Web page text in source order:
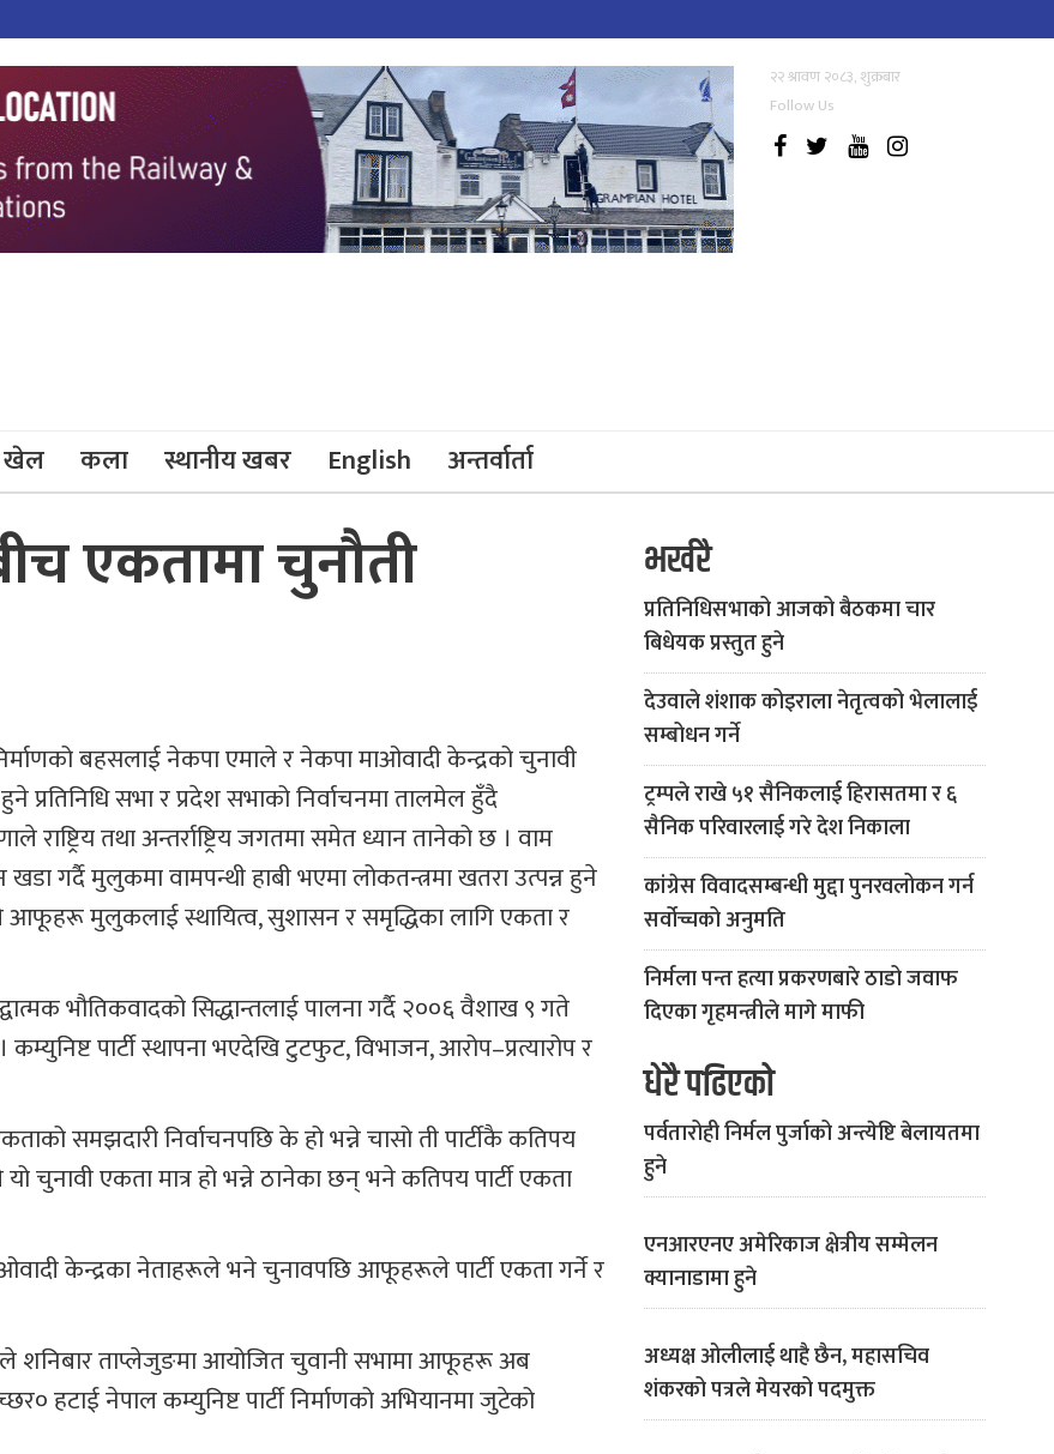
२२ श्रावण २०८३, शुक्रबार
Follow Us
खेल कला स्थानीय खबर English अन्तर्वार्ता
एकतामा चुनौती
बहसलाई नेकपा एमाले र नेकपा माओवादी केन्द्रको चुनावी
सभा र प्रदेश सभाको निर्वाचनमा तालमेल हुँदै
राष्ट्रिय तथा अन्तर्राष्ट्रिय जगतमा समेत ध्यान तानेको छ । वाम
गर्दै मुलुकमा वामपन्थी हाबी भएमा लोकतन्त्रमा खतरा उत्पन्न हुने
आफूहरू मुलुकलाई स्थायित्व, सुशासन र समृद्धिका लागि एकता र
भौतिकवादको सिद्धान्तलाई पालना गर्दै २००६ वैशाख ९ गते
पार्टी स्थापना भएदेखि टुटफुट, विभाजन, आरोप–प्रत्यारोप र
समझदारी निर्वाचनपछि के हो भन्ने चासो ती पार्टीकै कतिपय
चुनावी एकता मात्र हो भन्ने ठानेका छन् भने कतिपय पार्टी एकता
केन्द्रका नेताहरूले भने चुनावपछि आफूहरूले पार्टी एकता गर्ने र
शनिबार ताप्लेजुङमा आयोजित चुवानी सभामा आफूहरू अब
हटाई नेपाल कम्युनिष्ट पार्टी निर्माणको अभियानमा जुटेको
भर्खरै
प्रतिनिधिसभाको आजको बैठकमा चार
बिधेयक प्रस्तुत हुने
देउवाले शंशाक कोइराला नेतृत्वको भेलालाई
सम्बोधन गर्ने
ट्रम्पले राखे ५१ सैनिकलाई हिरासतमा र ६
सैनिक परिवारलाई गरे देश निकाला
कांग्रेस विवादसम्बन्धी मुद्दा पुनरवलोकन गर्न
सर्वोच्चको अनुमति
निर्मला पन्त हत्या प्रकरणबारे ठाडो जवाफ
दिएका गृहमन्त्रीले मागे माफी
धेरै पढिएको
पर्वतारोही निर्मल पुर्जाको अन्त्येष्टि बेलायतमा
हुने
एनआरएनए अमेरिकाज क्षेत्रीय सम्मेलन
क्यानाडामा हुने
अध्यक्ष ओलीलाई थाहै छैन, महासचिव
शंकरको पत्रले मेयरको पदमुक्त